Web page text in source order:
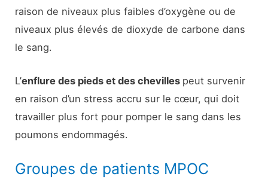
raison de niveaux plus faibles d’oxygène ou de
niveaux plus élevés de dioxyde de carbone dans
le sang.
L’enflure des pieds et des chevilles peut survenir
en raison d’un stress accru sur le cœur, qui doit
travailler plus fort pour pomper le sang dans les
poumons endommagés.
Groupes de patients MPOC